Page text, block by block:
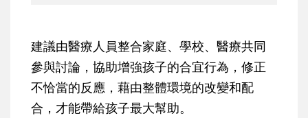
建議由醫療人員整合家庭、學校、醫療共同
參與討論，協助增強孩子的合宜行為，修正
不恰當的反應，藉由整體環境的改變和配
合，才能帶給孩子最大幫助。